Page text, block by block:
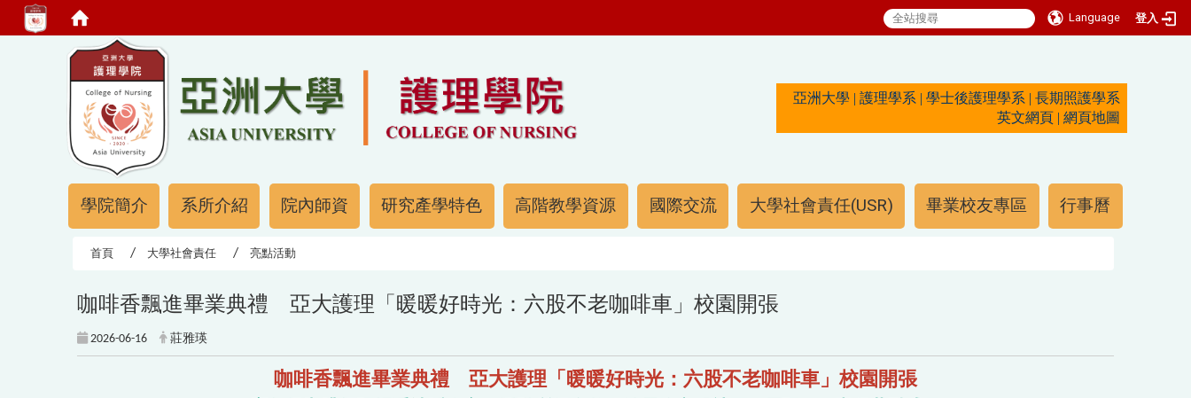
Language
登入
亞洲大學 | 護理學系 | 學士後護理學系 | 長期照護學系
英文網頁 | 網頁地圖
學院簡介 系所介紹 院內師資 研究產學特色 高階教學資源 國際交流 大學社會責任(USR) 畢業校友專區 行事曆
首頁 大學社會責任 亮點活動
咖啡香飄進畢業典禮 亞大護理「暖暖好時光：六股不老咖啡車」校園開張
2026-06-16 莊雅瑛
咖啡香飄進畢業典禮 亞大護理「暖暖好時光：六股不老咖啡車」校園開張